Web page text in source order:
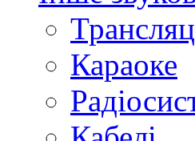
Караоке